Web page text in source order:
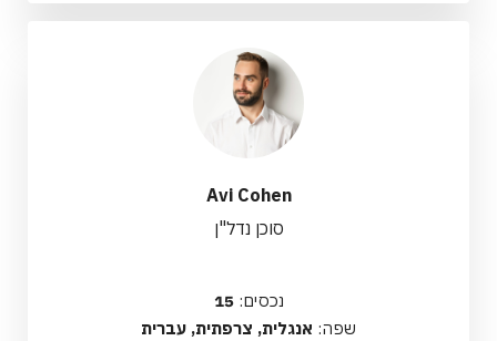
Avi Cohen
סוכן נדל"ן
נכסים:15
שפה: אנגלית, צרפתית, עברית